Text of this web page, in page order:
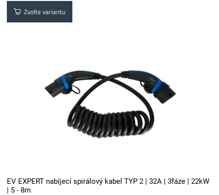
Zvolte variantu
EV EXPERT nabíjecí spirálový kabel TYP 2 | 32A | 3fáze | 22kW
| 5 - 8m